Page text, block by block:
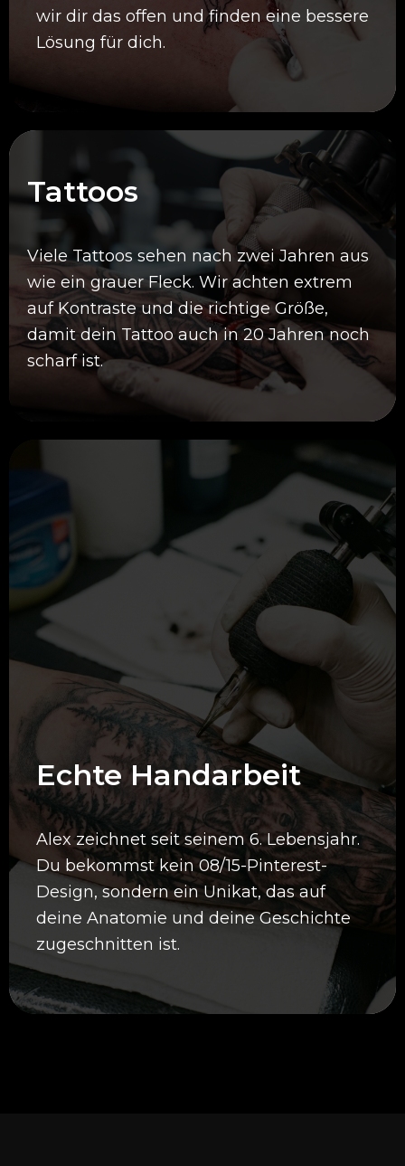
wir dir das offen und finden eine bessere
Lösung für dich.
Tattoos
Viele Tattoos sehen nach zwei Jahren aus
wie ein grauer Fleck. Wir achten extrem
auf Kontraste und die richtige Größe,
damit dein Tattoo auch in 20 Jahren noch
scharf ist.
Echte Handarbeit
Alex zeichnet seit seinem 6. Lebensjahr.
Du bekommst kein 08/15-Pinterest-
Design, sondern ein Unikat, das auf
deine Anatomie und deine Geschichte
zugeschnitten ist.